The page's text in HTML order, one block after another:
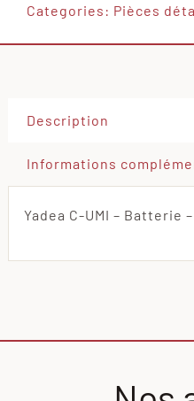
Categories: Pièces
Description
Informations
Yadea C-UMI – Batterie